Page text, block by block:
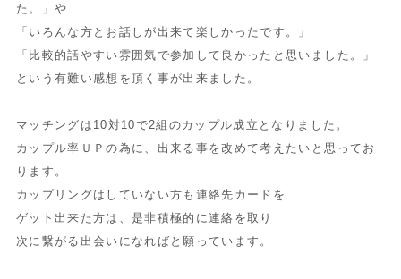
た。」や
「いろんな方とお話しが出来て楽しかったです。」
「比較的話やすい雰囲気で参加して良かったと思いました。」
という有難い感想を頂く事が出来ました。
マッチングは10対10で2組のカップル成立となりました。
カップル率ＵＰの為に、出来る事を改めて考えたいと思ってお
ります。
カップリングはしていない方も連絡先カードを
ゲット出来た方は、是非積極的に連絡を取り
次に繋がる出会いになればと願っています。